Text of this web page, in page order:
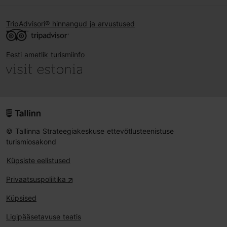
TripAdvisori® hinnangud ja arvustused
Eesti ametlik turismiinfo
© Tallinna Strateegiakeskuse ettevõtlusteenistuse
turismiosakond
Küpsiste eelistused
Privaatsuspoliitika
Küpsised
Ligipääsetavuse teatis